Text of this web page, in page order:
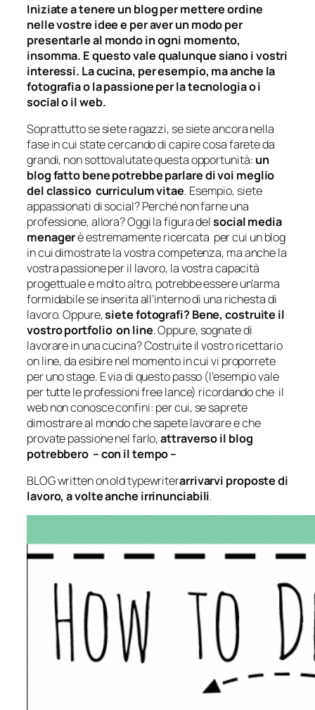
Iniziate a tenere un blog per mettere ordine
nelle vostre idee e per aver un modo per
presentarle al mondo in ogni momento,
insomma. E questo vale qualunque siano i vostri
interessi. La cucina, per esempio, ma anche la
fotografia o la passione per la tecnologia o i
social o il web.
Soprattutto se siete ragazzi, se siete ancora nella
fase in cui state cercando di capire cosa farete da
grandi, non sottovalutate questa opportunità: un
blog fatto bene potrebbe parlare di voi meglio
del classico curriculum vitae. Esempio, siete
appassionati di social? Perché non farne una
professione, allora? Oggi la figura delsocial media
menagerè estremamente ricercata per cui un blog
in cui dimostrate la vostra competenza, ma anche la
vostra passione per il lavoro, la vostra capacità
progettuale e molto altro, potrebbe essere un’arma
formidabile se inserita all’interno di una richesta di
lavoro. Oppure,siete fotografi? Bene, costruite il
vostro portfolio on line. Oppure, sognate di
lavorare in una cucina? Costruite il vostro ricettario
on line, da esibire nel momento in cui vi proporrete
per uno stage. E via di questo passo (l’esempio vale
per tutte le professioni free lance) ricordando che il
web non conosce confini: per cui, se saprete
dimostrare al mondo che sapete lavorare e che
provate passione nel farlo,attraverso il blog
potrebbero – con il tempo –
BLOG written on old typewriterarrivarvi proposte di
lavoro, a volte anche irrinunciabili.